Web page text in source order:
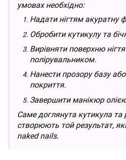
умовах необхідно:
Надати нігтям акуратну
Обробити кутикулу та
Вирівняти поверхню
полірувальником.
Нанести прозору базу
покриття.
Завершити манікюр
Саме доглянута кутикула та
створюють той результат,
naked nails.